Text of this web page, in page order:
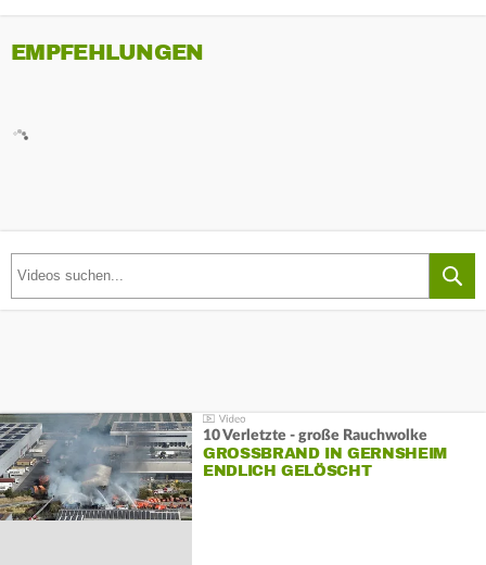
EMPFEHLUNGEN
10 Verletzte - große Rauchwolke
GROSSBRAND IN GERNSHEIM E
NDLICH GELÖSCHT